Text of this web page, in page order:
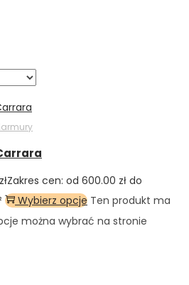
złZakres cen: od 600.00 zł do
Wybierz opcje Ten produkt ma
można wybrać na stronie